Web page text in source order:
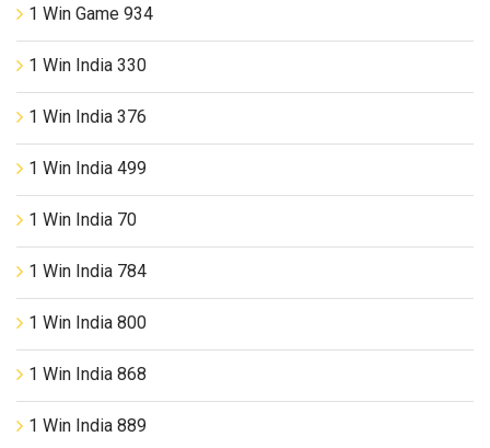
1 Win Game 934
1 Win India 330
1 Win India 376
1 Win India 499
1 Win India 70
1 Win India 784
1 Win India 800
1 Win India 868
1 Win India 889